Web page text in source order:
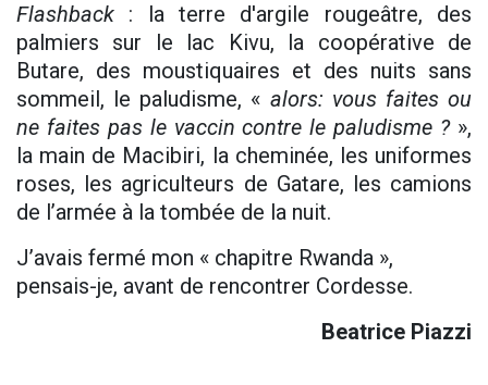
Flashback : la terre d'argile rougeâtre, des
palmiers sur le lac Kivu, la coopérative de
Butare, des moustiquaires et des nuits sans
sommeil, le paludisme, « alors: vous faites ou
ne faites pas le vaccin contre le paludisme ?»,
la main de Macibiri, la cheminée, les uniformes
roses, les agriculteurs de Gatare, les camions
de l’armée à la tombée de la nuit.
J’avais fermé mon « chapitre Rwanda »,
pensais-je, avant de rencontrer Cordesse.
Beatrice Piazzi